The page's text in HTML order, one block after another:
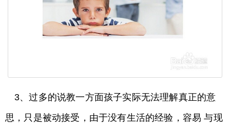
3、过多的说教一方面孩子实际无法理解真正的意
思，只是被动接受，由于没有生活的经验，容易 与现